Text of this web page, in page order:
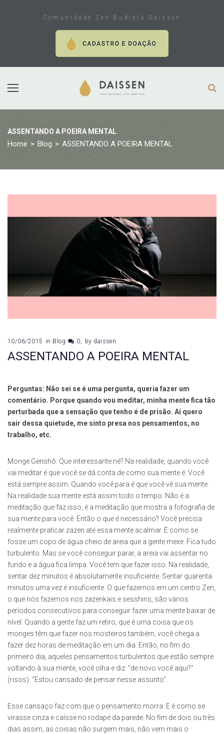
Comunidade Zen-Budista Daissen
ASSENTANDO A POEIRA MENTAL
Home > Blog > ASSENTANDO A POEIRA MENTAL
10/06/2015 in Blog 0 by daissen
ASSENTANDO A POEIRA MENTAL
Perguntas: Não sei se é uma pergunta, queria fazer um
comentário. Porque quando vou meditar, minha mente fica tão
perturbada que a sensação que tenho é de prisão. Aí quero
sair dessa quietude, me sinto presa nos pensamentos, no
trabalho, etc.
Monge Genshô: Que interessante né? Na realidade, quando você
vai meditar é que você se dá conta de como sua mente é. Você
está sempre assim. Quando você para é que você vê sua mente.
Na realidade sua mente está assim todo o tempo. Não é a
meditação que faz isso, é a meditação que mostra a fotografia de
sua mente para você. Então o que é necessário? Você precisa
realmente praticar zazen até essa mente acalmar. É como se
fosse um copo de água cheio de areia que a gente mexe. Fica tudo
turbulento. Mas se você conseguir parar, a areia vai assentar no
fundo e a água fica limpa. Você tem que fazer isso. Na realidade,
sentar dez minutos é absolutamente insuficiente. Sentar quarenta
minutos uma vez é insuficiente. O que fazemos em um centro Zen,
o que nós fazemos nos zazenkais e sesshins, são vários
períodos consecutivos para conseguir fazer uma mente baixar de
nível. Quando a gente faz um retiro, que é uma coisa que os
monges têm que fazer nos mosteiros também, você chega a
fazer dez horas de meditação em um dia. Então, no fim do
primeiro dia, aqueles pensamentos turbulentos que estão sempre
voltando à sua mente, você olha e diz: “de novo você aqui?”
(risos). “Estou cansado de pensar nesse assunto”.
Esse cansaço faz com que o pensamento morra. E é como se
virasse cinza e caísse no rodapé da parede. No fim de dois ou três
dias assim, as coisas não surgem mais, não vem mais o